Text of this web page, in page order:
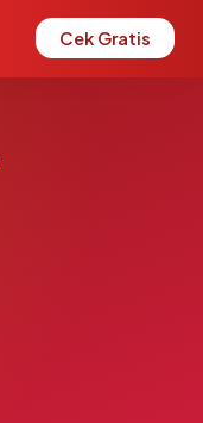
Cek Gratis